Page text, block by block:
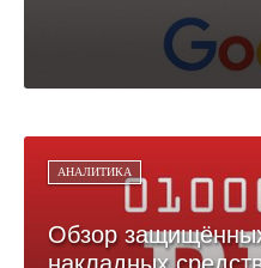
АНАЛИТИКА
Обзор